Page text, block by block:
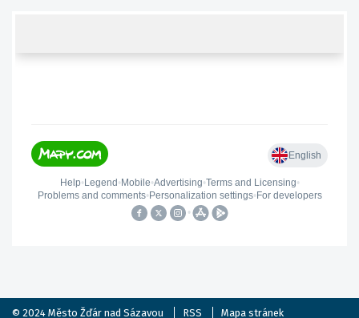
© 2024 Město Žďár nad Sázavou RSS Mapa stránek